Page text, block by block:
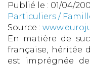
Publié le : 01/04/
Particuliers /
Source :
En matière de
française, héritée
est imprégnée